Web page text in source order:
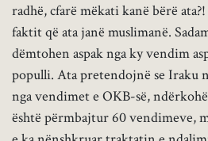
radhë, cfarë mëkati kanë bërë
faktit që ata janë muslimanë.
dëmtohen aspak nga ky vendim
populli. Ata pretendojnë se Iraku
nga vendimet e OKB-së,
është përmbajtur 60 vendimeve,